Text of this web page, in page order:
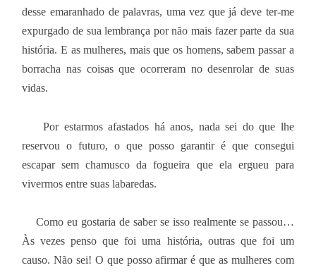
desse emaranhado de palavras, uma vez que já deve ter-me
expurgado de sua lembrança por não mais fazer parte da sua
história. E as mulheres, mais que os homens, sabem passar a
borracha nas coisas que ocorreram no desenrolar de suas
vidas.
Por estarmos afastados há anos, nada sei do que lhe
reservou o futuro, o que posso garantir é que consegui
escapar sem chamusco da fogueira que ela ergueu para
vivermos entre suas labaredas.
Como eu gostaria de saber se isso realmente se passou…
Às vezes penso que foi uma história, outras que foi um
causo. Não sei! O que posso afirmar é que as mulheres com